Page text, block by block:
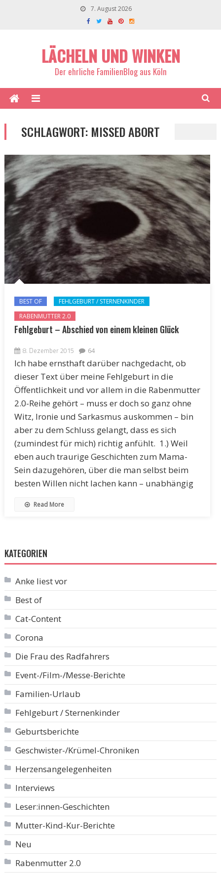
7. August 2026
LÄCHELN UND WINKEN
Der ehrliche FamilienBlog aus Köln
SCHLAGWORT: MISSED ABORT
BEST OF
FEHLGEBURT / STERNENKINDER
RABENMUTTER 2.0
Fehlgeburt – Abschied von einem kleinen Glück
8. Dezember 2015 64
Ich habe ernsthaft darüber nachgedacht, ob
dieser Text über meine Fehlgeburt in die
Öffentlichkeit und vor allem in die Rabenmutter
2.0-Reihe gehört – muss er doch so ganz ohne
Witz, Ironie und Sarkasmus auskommen – bin
aber zu dem Schluss gelangt, dass es sich
(zumindest für mich) richtig anfühlt. 1.) Weil
eben auch traurige Geschichten zum Mama-
Sein dazugehören, über die man selbst beim
besten Willen nicht lachen kann – unabhängig
Read More
KATEGORIEN
Anke liest vor
Best of
Cat-Content
Corona
Die Frau des Radfahrers
Event-/Film-/Messe-Berichte
Familien-Urlaub
Fehlgeburt / Sternenkinder
Geburtsberichte
Geschwister-/Krümel-Chroniken
Herzensangelegenheiten
Interviews
Leser:innen-Geschichten
Mutter-Kind-Kur-Berichte
Neu
Rabenmutter 2.0